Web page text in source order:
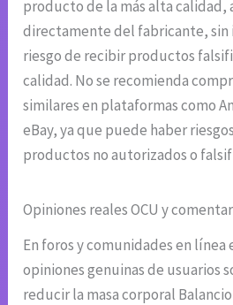
producto de la más alta calidad,
directamente del fabricante, sin
riesgo de recibir productos
calidad. No se recomienda
similares en plataformas como
eBay, ya que puede haber
productos no autorizados o
Opiniones reales OCU y
En foros y comunidades en
opiniones genuinas de usuarios
reducir la masa corporal